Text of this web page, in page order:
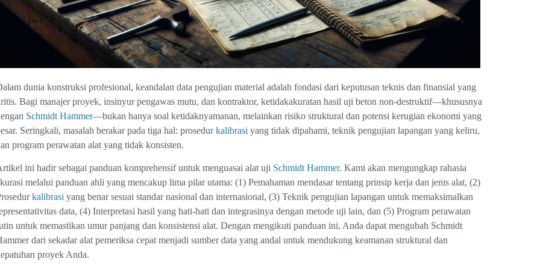
dunia konstruksi profesional, keandalan data pengujian material adalah fondasi dari keputusan teknis dan finansial yang
Bagi manajer proyek, insinyur pengawas mutu, dan kontraktor, ketidakakuratan hasil uji beton non-destruktif—khususnya
Schmidt Hammer—bukan hanya soal ketidaknyamanan, melainkan risiko struktural dan potensi kerugian ekonomi yang
Seringkali, masalah berakar pada tiga hal: prosedurkalibrasi yang tidak dipahami, teknik pengujian lapangan yang keliru,
program perawatan alat yang tidak konsisten.
ini hadir sebagai panduan komprehensif untuk menguasai alat uji Schmidt Hammer. Kami akan mengungkap rahasia
melalui panduan ahli yang mencakup lima pilar utama: (1) Pemahaman mendasar tentang prinsip kerja dan jenis alat, (2)
kalibrasiyang benar sesuai standar nasional dan internasional, (3) Teknik pengujian lapangan untuk memaksimalkan
data, (4) Interpretasi hasil yang hati-hati dan integrasinya dengan metode uji lain, dan (5) Program perawatan
untuk memastikan umur panjang dan konsistensi alat. Dengan mengikuti panduan ini, Anda dapat mengubah Schmidt
dari sekadar alat pemeriksa cepat menjadi sumber data yang andal untuk mendukung keamanan struktural dan
proyek Anda.